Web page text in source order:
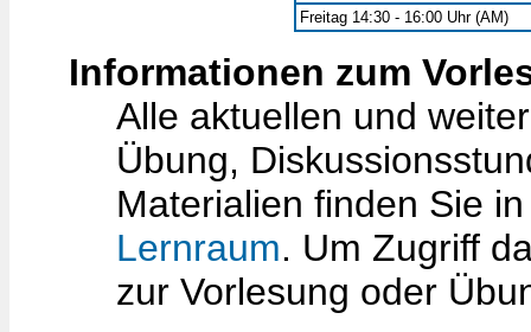
Freitag 14:30 - 16:00 Uhr (AM)
Informationen zum
Alle aktuellen und
Übung,
Materialien finden Sie
Lernraum. Um Zugriff
zur Vorlesung oder